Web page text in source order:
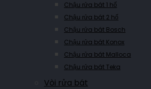
Chậu rửa bát 1 hố
Chậu rửa bát 2 hố
Chậu rửa bát Bosch
Chậu rửa bát Konox
Chậu rửa bát Malloca
Chậu rửa bát Teka
Vòi rửa bát